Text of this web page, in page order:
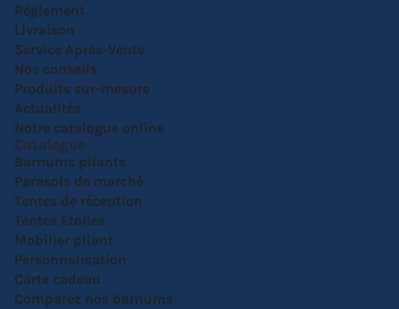
Réglement
Livraison
Service Après-Vente
Nos conseils
Produits sur-mesure
Actualités
Notre catalogue online
Catalogue
Barnums pliants
Parasols de marché
Tentes de réception
Tentes Etoiles
Mobilier pliant
Personnalisation
Carte cadeau
Comparez nos barnums